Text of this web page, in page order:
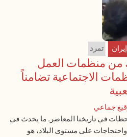
إيران تمرد
من منظمات العمل
الاجتماعية تضامناً
جماعي
في تاريخنا المعاصر. ما يحدث في
على مستوى البلاد، هو